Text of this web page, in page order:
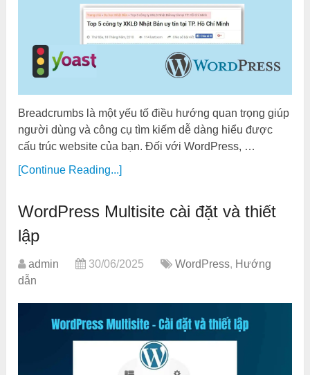
Breadcrumbs là một yếu tố điều hướng quan trọng giúp
người dùng và công cụ tìm kiếm dễ dàng hiểu được
cấu trúc website của bạn. Đối với WordPress, …
[Continue Reading...]
WordPress Multisite cài đặt và thiết
lập
admin 30/06/2025 WordPress, Hướng
dẫn